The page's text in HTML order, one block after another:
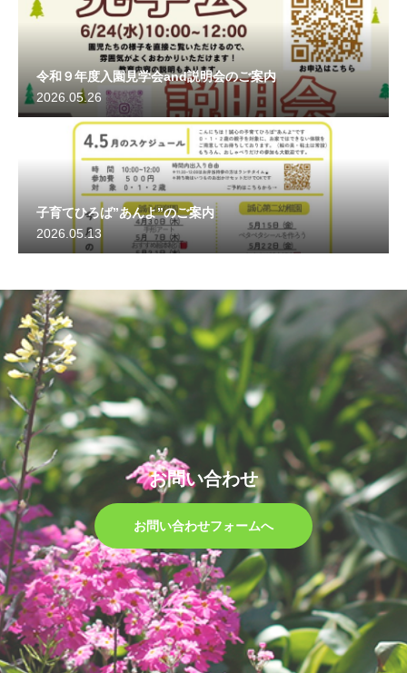
令和９年度入園見学会and説明会のご案内
2026.05.26
子育てひろば”あんよ”のご案内
2026.05.13
お問い合わせ
お問い合わせフォームへ